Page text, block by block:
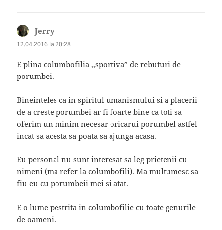
Jerry
12.04.2016 la 20:28
E plina columbofilia ,,sportiva” de rebuturi de
porumbei.
Bineinteles ca in spiritul umanismului si a placerii
de a creste porumbei ar fi foarte bine ca toti sa
oferim un minim necesar oricarui porumbel astfel
incat sa acesta sa poata sa ajunga acasa.
Eu personal nu sunt interesat sa leg prietenii cu
nimeni (ma refer la columbofili). Ma multumesc sa
fiu eu cu porumbeii mei si atat.
E o lume pestrita in columbofilie cu toate genurile
de oameni.